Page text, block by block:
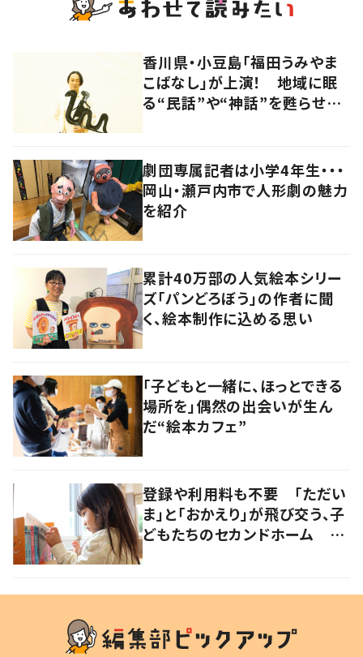
香川県・小豆島「福田うみやま
こばなし」が上演！ 地域に眠
る“民話”や“神話”を甦らせつ
劇団専属記者は小学4年生・・・
岡山・瀬戸内市で人形劇の魅力
を紹介
累計40万部の人気絵本シリー
ズ「パンどろぼう」の作者に聞
く、絵本制作に込める思い
「子どもと一緒に、ほっとできる
場所を」偶然の出会いが生ん
だ“絵本カフェ”
登録や利用料も不要 「ただい
ま」と「おかえり」が飛び交う、子
どもたちのセカンドホーム 岡